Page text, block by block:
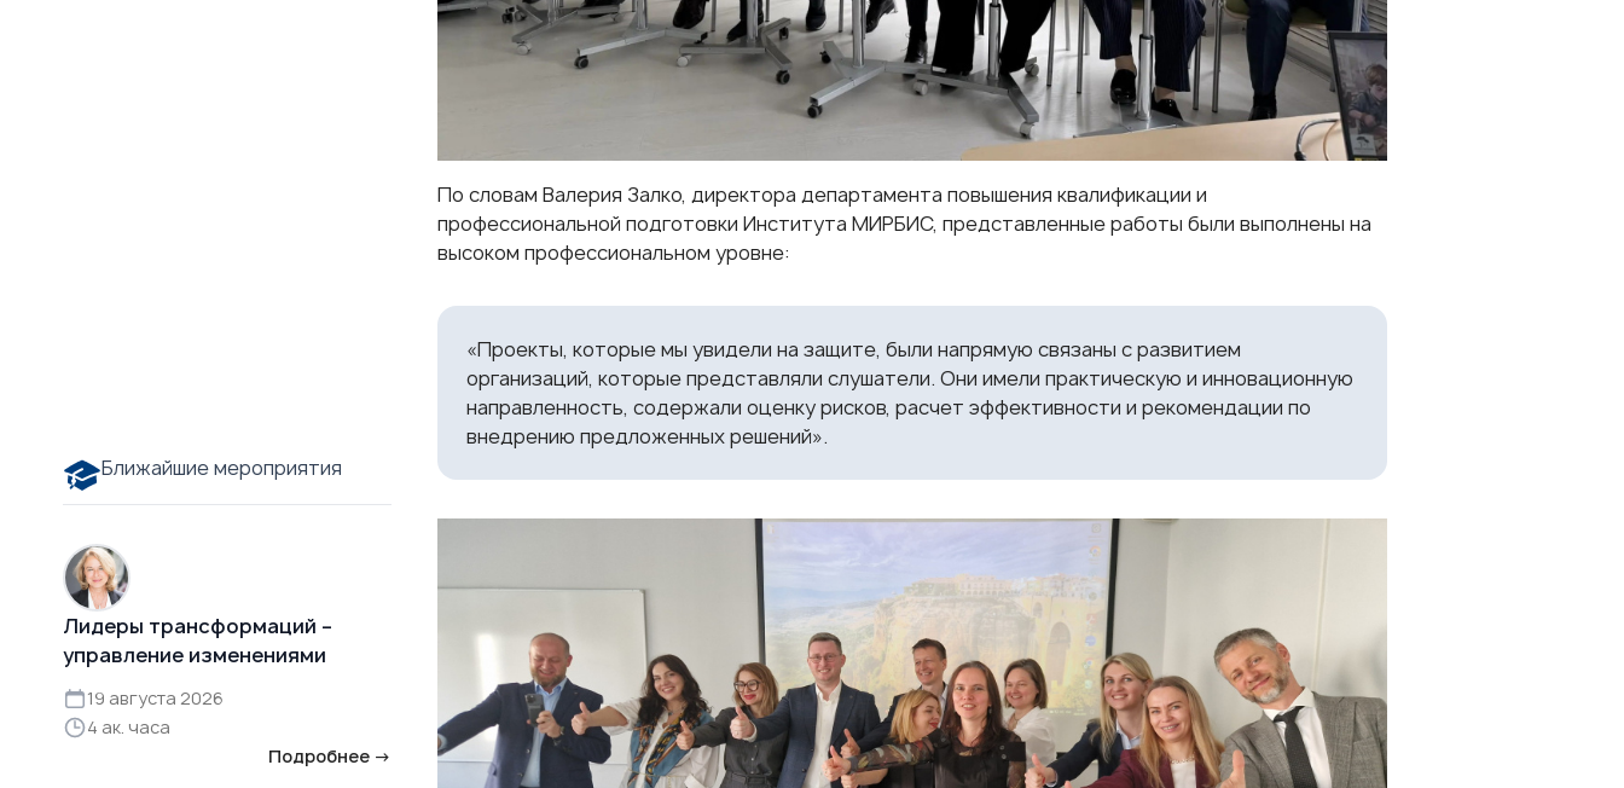
По словам Валерия Залко, директора департамента повышения квалификации и
профессиональной подготовки Института МИРБИС, представленные работы были выполнены на
высоком профессиональном уровне:
«Проекты, которые мы увидели на защите, были напрямую связаны с развитием
организаций, которые представляли слушатели. Они имели практическую и инновационную
направленность, содержали оценку рисков, расчет эффективности и рекомендации по
внедрению предложенных решений».
Ближайшие мероприятия
Лидеры трансформаций –
управление изменениями
19 августа 2026
4 ак. часа
Подробнее →